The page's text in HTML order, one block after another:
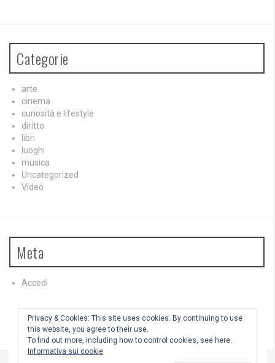
Categorie
arte
cinema
curiosità e lifestyle
diritto
libri
luoghi
musica
Uncategorized
Video
Meta
Accedi
Feed dei commenti
WordPress.org
Privacy & Cookies: This site uses cookies. By continuing to use
this website, you agree to their use.
To find out more, including how to control cookies, see here:
Informativa sui cookie